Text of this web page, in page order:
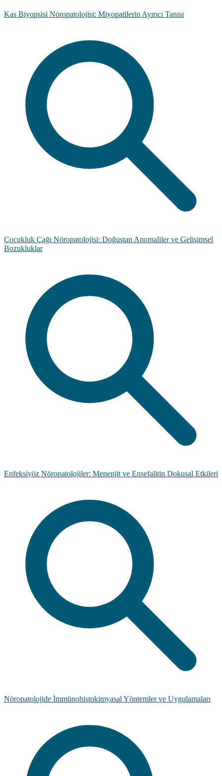
Kas Biyopsisi Nöropatolojisi: Miyopatilerin Ayırıcı Tanısı
Çocukluk Çağı Nöropatolojisi: Doğuştan Anomaliler ve Gelişimsel
Bozukluklar
Enfeksiyöz Nöropatolojiler: Menenjit ve Ensefalitin Dokusal Etkileri
Nöropatolojide İmmünohistokimyasal Yöntemler ve Uygulamaları